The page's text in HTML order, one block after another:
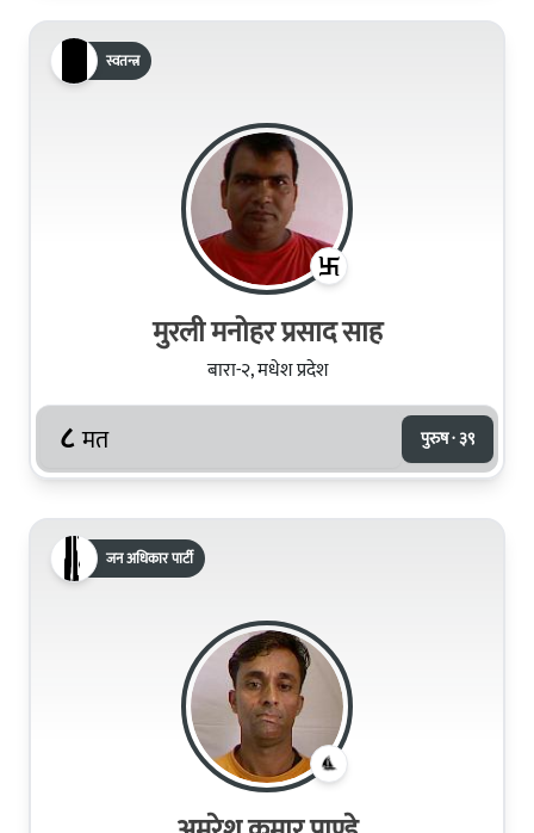
स्वतन्त्र
मुरली मनोहर प्रसाद साह
बारा-२, मधेश प्रदेश
८ मत पुरुष · ३९
जन अधिकार पार्टी